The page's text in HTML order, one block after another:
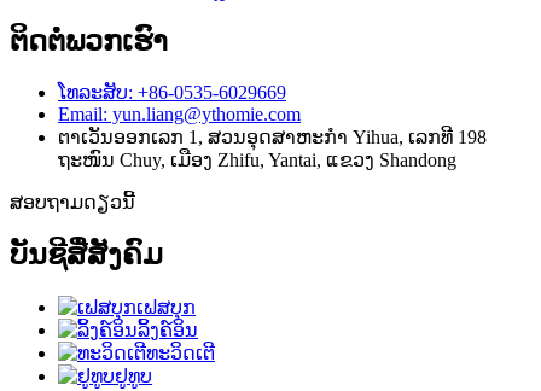
ຕິດຕໍ່ພວກເຮົາ
ໂທລະສັບ: +86-0535-6029669
Email: yun.liang@ythomie.com
ຕາເວັນອອກເລກ 1, ສວນອຸດສາຫະກຳ Yihua, ເລກທີ 198
ຖະໜົນ Chuy, ເມືອງ Zhifu, Yantai, ແຂວງ Shandong
ສອບຖາມດຽວນີ້
ບັນຊີສື່ສັງຄົມ
ເຟສບຸກ
ລິ້ງຄ໌ອິນ
ທະວິດເຕີ
ຢູທູບ